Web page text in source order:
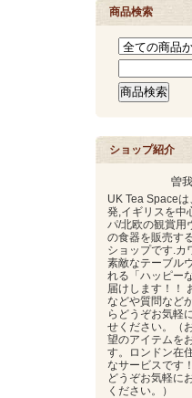
商品検索
ショップ紹介
曽我
UK Tea Space
発,イギリスを中
パ/北欧の観賞用
の食器を販売す
ショップです.カ
素敵なテーブル
れる「ハッピー
届けします！！
などや質問など
らどうぞお気軽
せください。（
望のアイテムを
す。ロンドン在
なサービスです
どうぞお気軽に
ください。）